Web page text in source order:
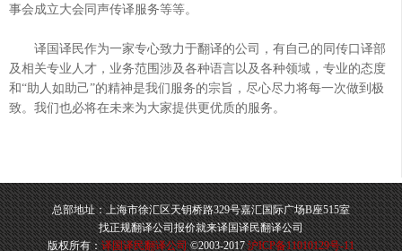
事会成立大会同声传译服务等等。
译国译民作为一家专心致力于翻译的公司，有自己的同传口译部
及相关专业人才，业务范围涉及各种语言以及各种领域，专业的态度
和“助人如助己”的精神是我们服务的宗旨，尽心尽力将每一次做到极
致。我们也必将在未来为大家提供更优质的服务。
总部地址：上海市徐汇区天钥桥路329号嘉汇国际广场B座515室
找正规翻译公司报价就来译国译民翻译公司
版权所有：译国译民翻译公司©2003-2017沪ICP备11010129号-11